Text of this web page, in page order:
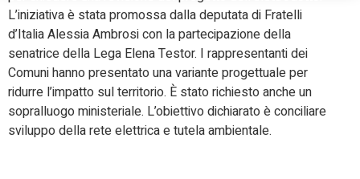
L’iniziativa è stata promossa dalla deputata di Fratelli
d’Italia Alessia Ambrosi con la partecipazione della
senatrice della Lega Elena Testor. I rappresentanti dei
Comuni hanno presentato una variante progettuale per
ridurre l’impatto sul territorio. È stato richiesto anche un
sopralluogo ministeriale. L’obiettivo dichiarato è conciliare
sviluppo della rete elettrica e tutela ambientale.